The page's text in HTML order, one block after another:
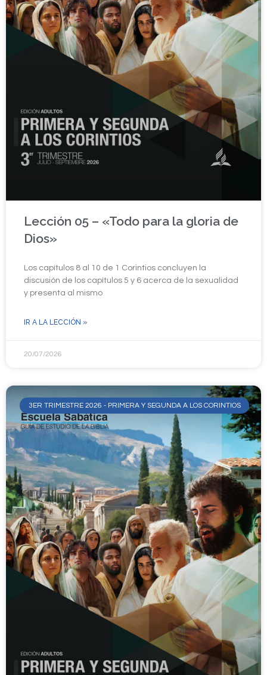
Lección 05 – «Todo para la gloria de
Dios»
Los capítulos 8 al 10 de 1 Corintios concluyen la
discusión de los capítulos 5 y 6 acerca de la sexualidad
y presenta al mismo
IR A LA LECCIÓN »
20/07/2026
3ER TRIMESTRE 2026 - PRIMERA Y SEGUNDA A LOS CORINTIOS